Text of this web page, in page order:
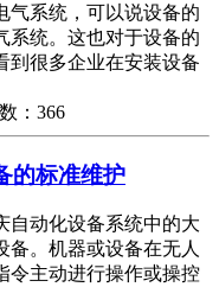
气系统，可以说设备的
系统。这也对于设备的
到很多企业在安装设备
：366
的标准维护
自动化设备系统中的大
备。机器或设备在无人
令主动进行操作或操控